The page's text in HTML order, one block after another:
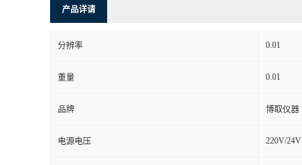
产品详请
分辨率 0.01
重量 0.01
品牌 博取仪器
电源电压 220V/24V